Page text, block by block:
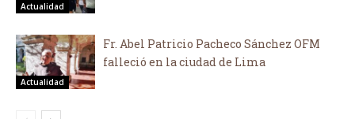
Actualidad
Actualidad
Fr. Abel Patricio Pacheco Sánchez OFM
falleció en la ciudad de Lima